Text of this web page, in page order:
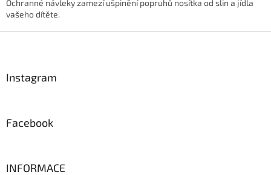
a
í
Ochranné návleky zamezí ušpinění popruhů nosítka od slin a jídla
vašeho dítěte.
Instagram
Facebook
INFORMACE